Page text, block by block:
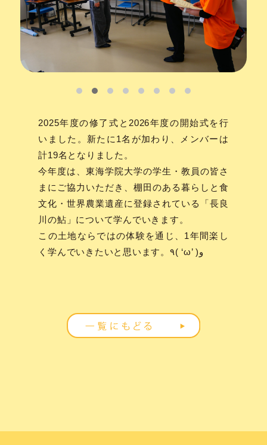
2025年度の修了式と2026年度の開始式を行
いました。新たに1名が加わり、メンバーは
計19名となりました。
今年度は、東海学院大学の学生・教員の皆さ
まにご協力いただき、棚田のある暮らしと食
文化・世界農業遺産に登録されている「長良
川の鮎」について学んでいきます。
この土地ならではの体験を通じ、1年間楽し
く学んでいきたいと思います。٩( ‘ω’ )و